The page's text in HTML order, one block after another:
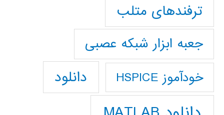
ترفندهای متلب
جعبه ابزار شبکه عصبی
خودآموز HSPICE دانلود